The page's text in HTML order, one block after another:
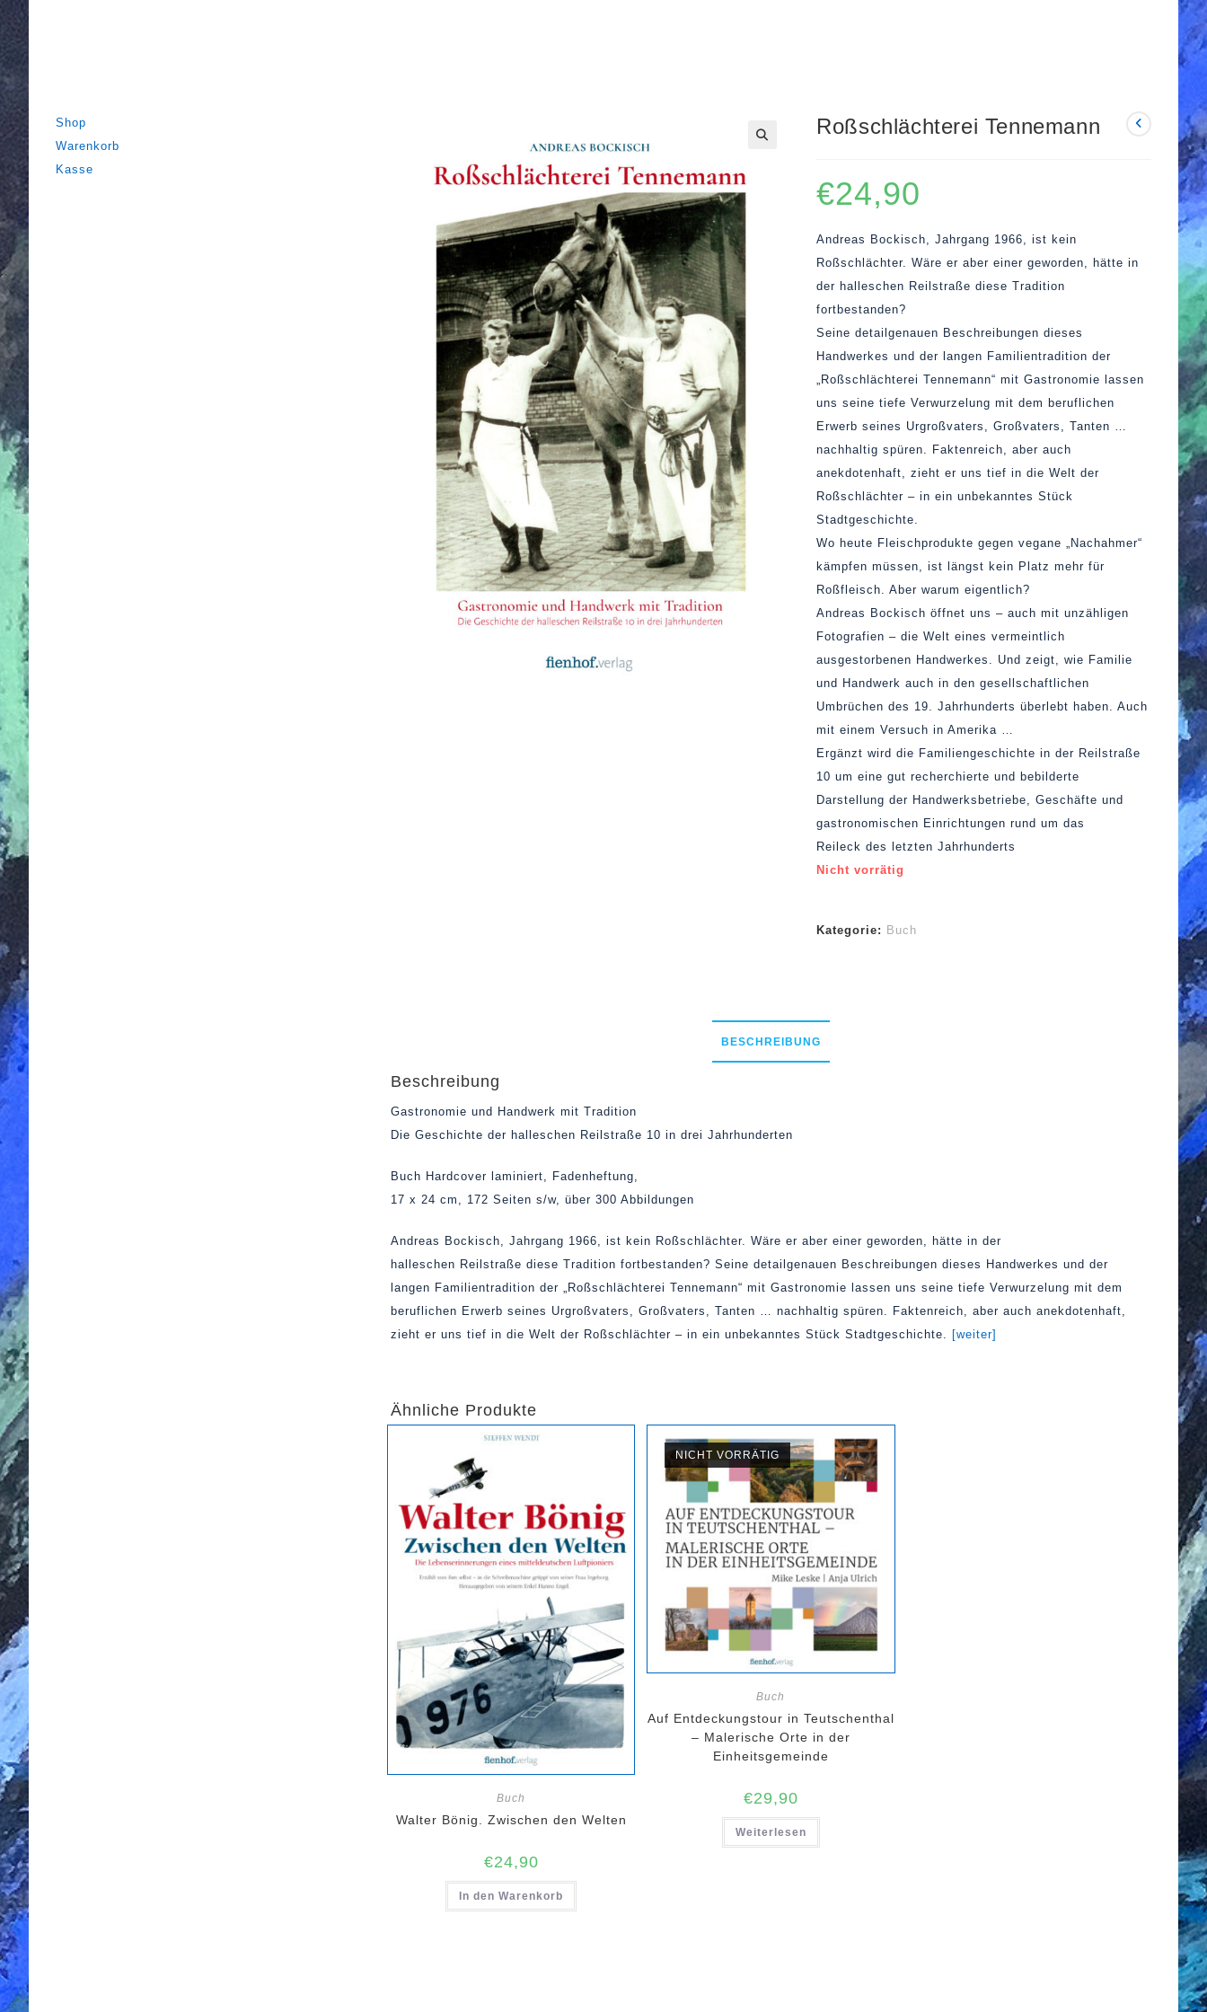
Zum
Inhalt
springen
Roßschlächterei Tennemann
€24,90
Andreas Bockisch, Jahrgang 1966, ist kein
Roßschlächter. Wäre er aber einer geworden, hätte in
der halleschen Reilstraße diese Tradition
fortbestanden?
Seine detailgenauen Beschreibungen dieses
Handwerkes und der langen Familientradition der
„Roßschlächterei Tennemann“ mit Gastronomie lassen
uns seine tiefe Verwurzelung mit dem beruflichen
Erwerb seines Urgroßvaters, Großvaters, Tanten …
nachhaltig spüren. Faktenreich, aber auch
anekdotenhaft, zieht er uns tief in die Welt der
Roßschlächter – in ein unbekanntes Stück
Stadtgeschichte.
Wo heute Fleischprodukte gegen vegane „Nachahmer“
kämpfen müssen, ist längst kein Platz mehr für
Roßfleisch. Aber warum eigentlich?
Andreas Bockisch öffnet uns – auch mit unzähligen
Fotografien – die Welt eines vermeintlich
ausgestorbenen Handwerkes. Und zeigt, wie Familie
und Handwerk auch in den gesellschaftlichen
Umbrüchen des 19. Jahrhunderts überlebt haben. Auch
mit einem Versuch in Amerika …
Ergänzt wird die Familiengeschichte in der Reilstraße
10 um eine gut recherchierte und bebilderte
Darstellung der Handwerksbetriebe, Geschäfte und
gastronomischen Einrichtungen rund um das
Reileck des letzten Jahrhunderts
Nicht vorrätig
Kategorie: Buch
BESCHREIBUNG
Beschreibung
Gastronomie und Handwerk mit Tradition
Die Geschichte der halleschen Reilstraße 10 in drei Jahrhunderten
Buch Hardcover laminiert, Fadenheftung,
17 x 24 cm, 172 Seiten s/w, über 300 Abbildungen
Andreas Bockisch, Jahrgang 1966, ist kein Roßschlächter. Wäre er aber einer geworden, hätte in der
halleschen Reilstraße diese Tradition fortbestanden? Seine detailgenauen Beschreibungen dieses Handwerkes und der
langen Familientradition der „Roßschlächterei Tennemann“ mit Gastronomie lassen uns seine tiefe Verwurzelung mit dem
beruflichen Erwerb seines Urgroßvaters, Großvaters, Tanten … nachhaltig spüren. Faktenreich, aber auch anekdotenhaft,
zieht er uns tief in die Welt der Roßschlächter – in ein unbekanntes Stück Stadtgeschichte. [weiter]
Ähnliche Produkte
Buch
Walter Bönig. Zwischen den Welten
€24,90
In den Warenkorb
NICHT VORRÄTIG
Buch
Auf Entdeckungstour in Teutschenthal
– Malerische Orte in der
Einheitsgemeinde
€29,90
Weiterlesen
Shop
Warenkorb
Kasse